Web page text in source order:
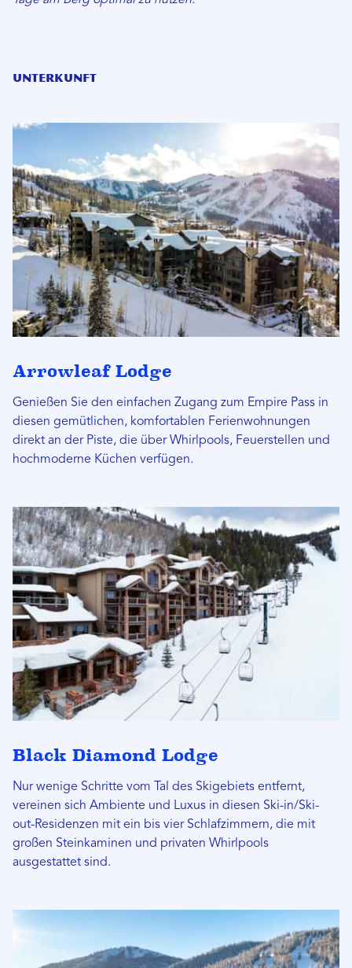
Unterkunft
Arrowleaf Lodge
Genießen Sie den einfachen Zugang zum Empire Pass in
diesen gemütlichen, komfortablen Ferienwohnungen
direkt an der Piste, die über Whirlpools, Feuerstellen und
hochmoderne Küchen verfügen.
Black Diamond Lodge
Nur wenige Schritte vom Tal des Skigebiets entfernt,
vereinen sich Ambiente und Luxus in diesen Ski-in/Ski-
out-Residenzen mit ein bis vier Schlafzimmern, die mit
großen Steinkaminen und privaten Whirlpools
ausgestattet sind.